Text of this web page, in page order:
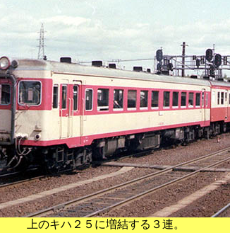
上のキハ２５に増結する３連。